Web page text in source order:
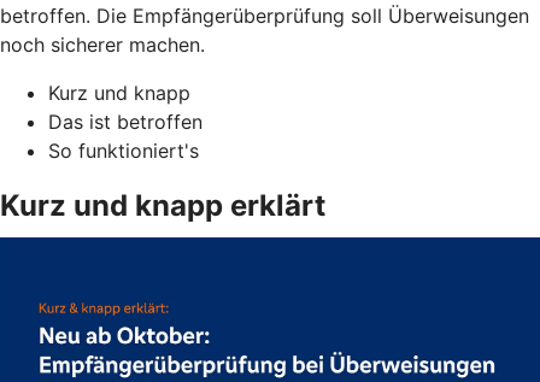
betroffen. Die Empfängerüberprüfung soll Überweisungen
noch sicherer machen.
Kurz und knapp
Das ist betroffen
So funktioniert's
Kurz und knapp erklärt